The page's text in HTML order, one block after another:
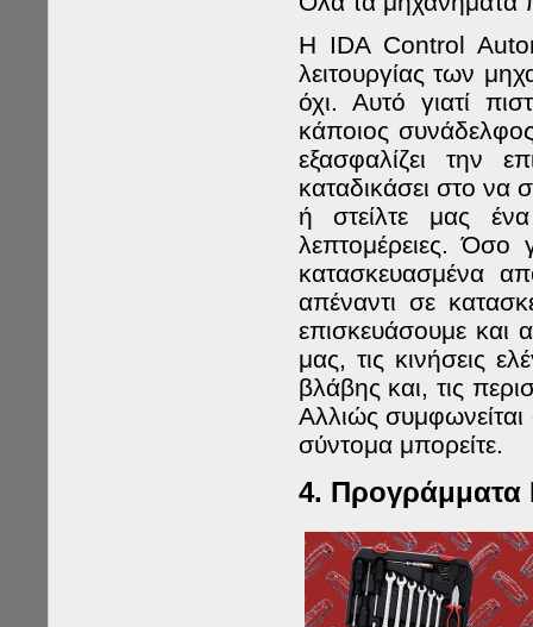
Η IDA Control
λειτουργίας των
όχι. Αυτό γιατί
κάποιος
εξασφαλίζει την
καταδικάσει στο
ή στείλτε μας
λεπτομέρειες. Όσο
κατασκευασμένα
απέναντι σε
επισκευάσουμε
μας, τις κινήσεις
βλάβης και, τις
Αλλιώς
σύντομα μπορείτε.
4. Προγράμματα